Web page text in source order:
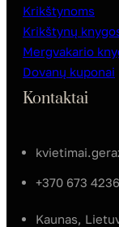
Krikštynoms
Krikštynų
Mergvakario
Dovanų kuponai
Kontaktai
+370 673
Kaunas,